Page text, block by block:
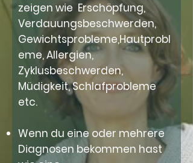
zeigen wie Erschöpfung,
Verdauungsbeschwerden,
Gewichtsprobleme,Hautprobl
eme, Allergien,
Zyklusbeschwerden,
Müdigkeit, Schlafprobleme
etc.
Wenn du eine oder mehrere
Diagnosen bekommen hast